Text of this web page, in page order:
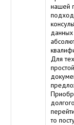
нашей
Для
то